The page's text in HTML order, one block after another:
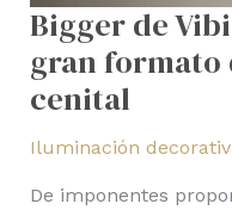
Bigger de
gran formato
cenital
Iluminación
De imponentes